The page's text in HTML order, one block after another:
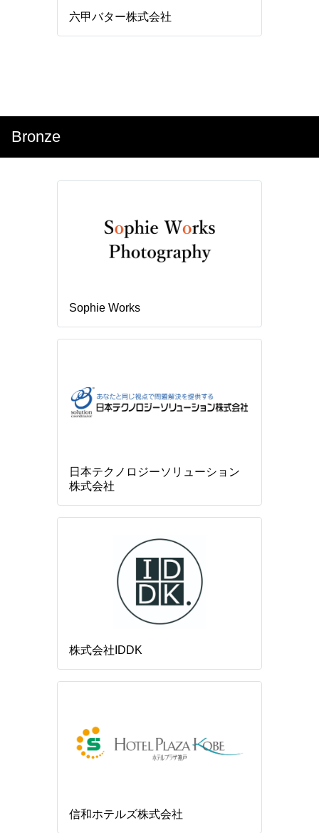
六甲バター株式会社
Bronze
Sophie Works
日本テクノロジーソリューション
株式会社
株式会社IDDK
信和ホテルズ株式会社